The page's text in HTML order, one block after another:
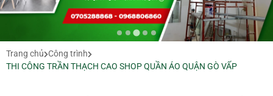
Trang chủ Công trình
THI CÔNG TRẦN THẠCH CAO SHOP QUẦN ÁO QUẬN GÒ VẤP